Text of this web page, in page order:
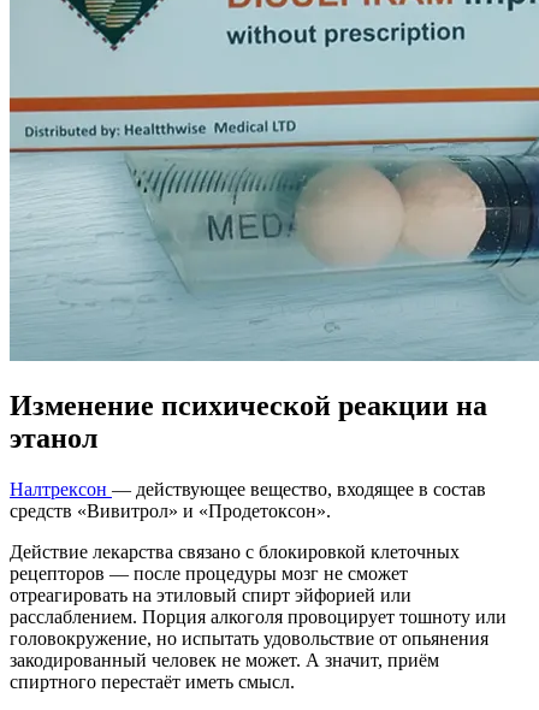
Изменение психической реакции на
этанол
Налтрексон — действующее вещество, входящее в состав
средств «Вивитрол» и «Продетоксон».
Действие лекарства связано с блокировкой клеточных
рецепторов — после процедуры мозг не сможет
отреагировать на этиловый спирт эйфорией или
расслаблением. Порция алкоголя провоцирует тошноту или
головокружение, но испытать удовольствие от опьянения
закодированный человек не может. А значит, приём
спиртного перестаёт иметь смысл.